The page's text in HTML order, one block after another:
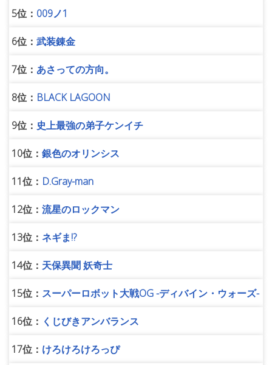
5位： 009ノ1
6位： 武装錬金
7位： あさっての方向。
8位： BLACK LAGOON
9位： 史上最強の弟子ケンイチ
10位： 銀色のオリンシス
11位： D.Gray-man
12位： 流星のロックマン
13位： ネギま!?
14位： 天保異聞 妖奇士
15位： スーパーロボット大戦OG -ディバイン・ウォーズ-
16位： くじびきアンバランス
17位： けろけろけろっぴ